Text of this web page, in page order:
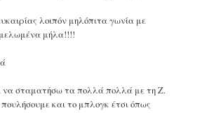
λοιπόν μηλόπιτα γωνία με
μήλα!!!!
σταματήσω τα πολλά πολλά με τη Ζ.
πουλήσουμε και το μπλογκ έτσι όπως